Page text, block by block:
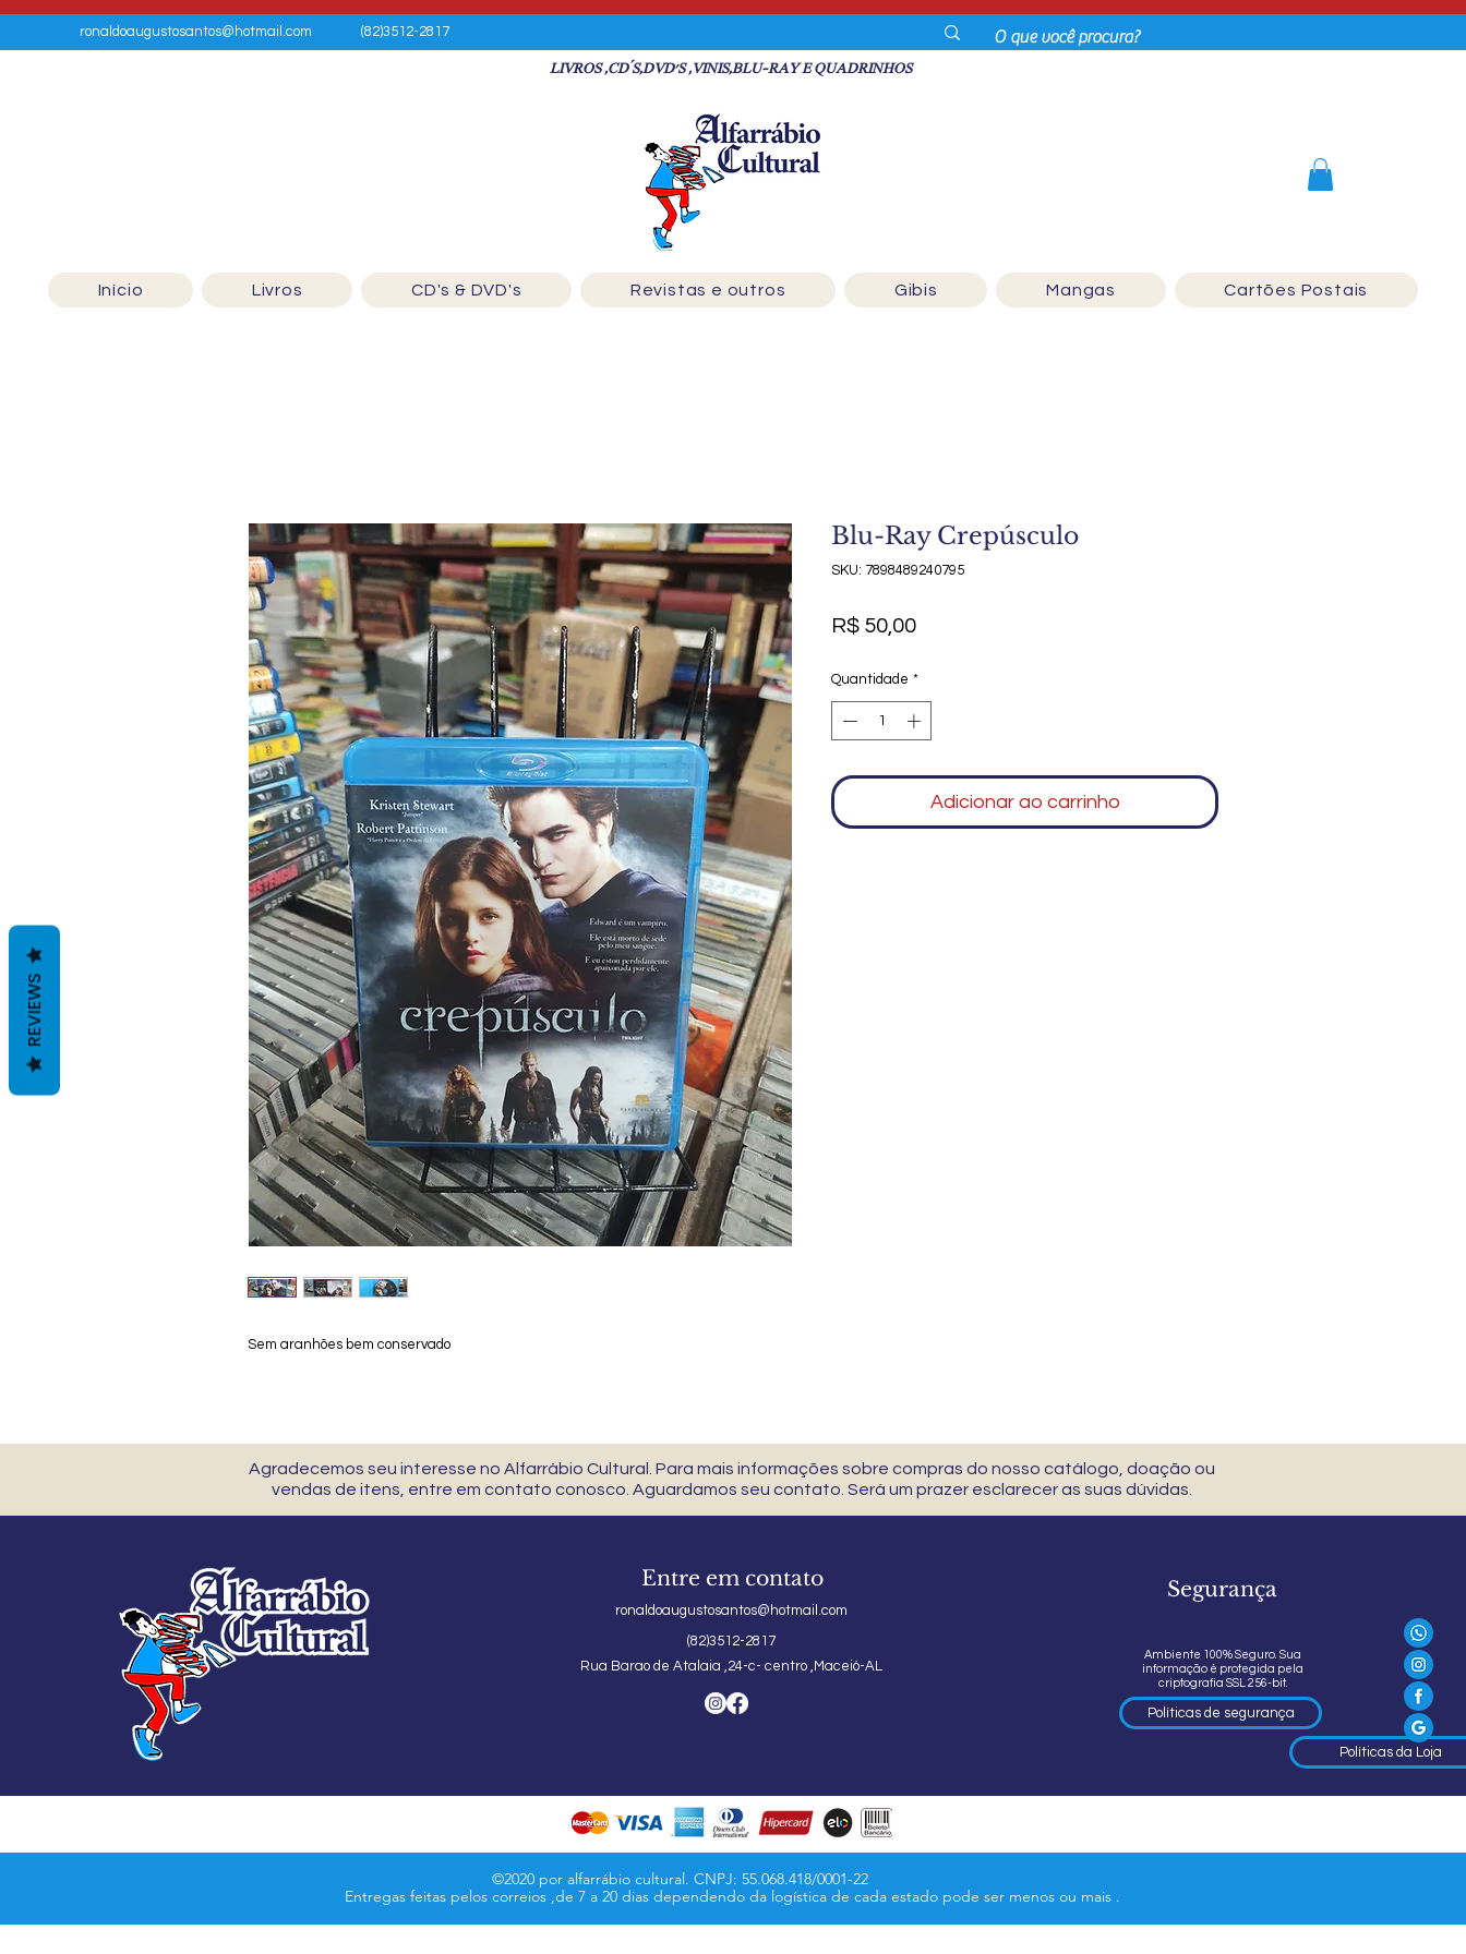
ronaldoaugustosantos@hotmail.com (82)3512-2817
LIVROS ,CD´S,DVD'S ,VINIS,BLU-RAY E QUADRINHOS
Início Livros CD's & DVD's Revistas e outros Gibis Mangas Cartões Postais
Sem aranhões bem conservado
Blu-Ray Crepúsculo
SKU: 7898489240795
R$ 50,00Preço
Quantidade *
Adicionar ao carrinho
Agradecemos seu interesse no Alfarrábio Cultural. Para mais informações sobre compras do nosso catálogo, doação ou
vendas de itens, entre em contato conosco. Aguardamos seu contato. Será um prazer esclarecer as suas dúvidas.
Entre em contato
ronaldoaugustosantos@hotmail.com
(82)3512-2817
Rua Barao de Atalaia ,24-c- centro ,Maceió-AL
Segurança
Ambiente 100% Seguro. Sua
informação é protegida pela
criptografia SSL 256-bit.
Políticas de segurança
Políticas da Loja
©2020 por alfarrábio cultural. CNPJ: 55.068.418/0001-22
Entregas feitas pelos correios ,de 7 a 20 dias dependendo da logística de cada estado pode ser menos ou mais .
REVIEWS